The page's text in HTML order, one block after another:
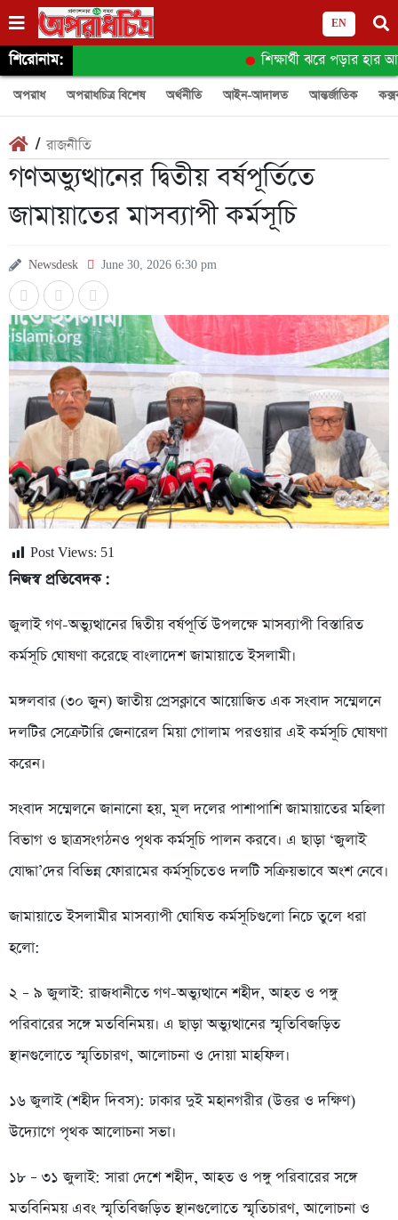
EN
শিরোনাম: শিক্ষার্থী ঝরে পড়ার হার
অপরাধ অপরাধচিত্র বিশেষ অর্থনীতি আইন-আদালত আন্তর্জাতিক
/রাজনীতি
গণঅভ্যুত্থানের দ্বিতীয় বর্ষপূর্তিতে
জামায়াতের মাসব্যাপী কর্মসূচি
Newsdesk June 30, 2026 6:30 pm
Post Views: 51
নিজস্ব প্রতিবেদক :
জুলাই গণ-অভ্যুত্থানের দ্বিতীয় বর্ষপূর্তি উপলক্ষে মাসব্যাপী বিস্তারিত
কর্মসূচি ঘোষণা করেছে বাংলাদেশ জামায়াতে ইসলামী।
মঙ্গলবার (৩০ জুন) জাতীয় প্রেসক্লাবে আয়োজিত এক সংবাদ সম্মেলনে
দলটির সেক্রেটারি জেনারেল মিয়া গোলাম পরওয়ার এই কর্মসূচি ঘোষণা
করেন।
সংবাদ সম্মেলনে জানানো হয়, মূল দলের পাশাপাশি জামায়াতের মহিলা
বিভাগ ও ছাত্রসংগঠনও পৃথক কর্মসূচি পালন করবে। এ ছাড়া ‘জুলাই
যোদ্ধা’দের বিভিন্ন ফোরামের কর্মসূচিতেও দলটি সক্রিয়ভাবে অংশ নেবে।
জামায়াতে ইসলামীর মাসব্যাপী ঘোষিত কর্মসূচিগুলো নিচে তুলে ধরা
হলো:
২ – ৯ জুলাই: রাজধানীতে গণ-অভ্যুত্থানে শহীদ, আহত ও পঙ্গু
পরিবারের সঙ্গে মতবিনিময়। এ ছাড়া অভ্যুত্থানের স্মৃতিবিজড়িত
স্থানগুলোতে স্মৃতিচারণ, আলোচনা ও দোয়া মাহফিল।
১৬ জুলাই (শহীদ দিবস): ঢাকার দুই মহানগরীর (উত্তর ও দক্ষিণ)
উদ্যোগে পৃথক আলোচনা সভা।
১৮ – ৩১ জুলাই: সারা দেশে শহীদ, আহত ও পঙ্গু পরিবারের সঙ্গে
মতবিনিময় এবং স্মৃতিবিজড়িত স্থানগুলোতে স্মৃতিচারণ, আলোচনা ও